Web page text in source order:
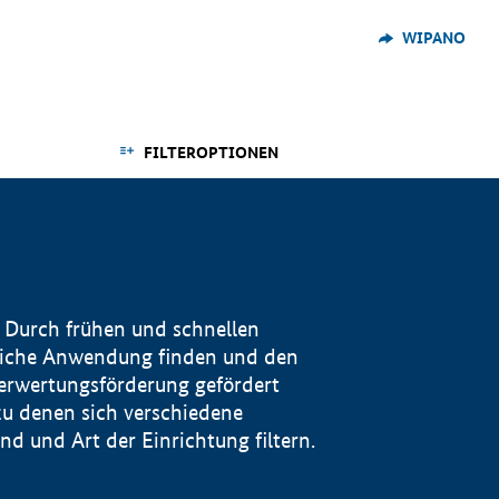
WIPANO
FILTEROPTIONEN
frühen und schnellen
Anwendung finden und den
gefördert
denen sich verschiedene
und Art der Einrichtung filtern.